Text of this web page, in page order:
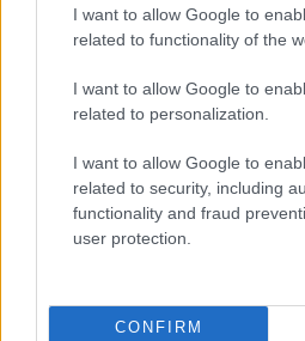
I want to allow Google to
related to functionality of the
I want to allow Google to
related to personalization.
I want to allow Google to
related to security, including
functionality and fraud
user protection.
CONFIRM